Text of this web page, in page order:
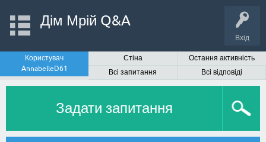
Вхід
Дім Мрій Q&A
Користувач
AnnabelleD61
Стіна
Остання активність
Всі запитання
Всі відповіді
Задати запитання